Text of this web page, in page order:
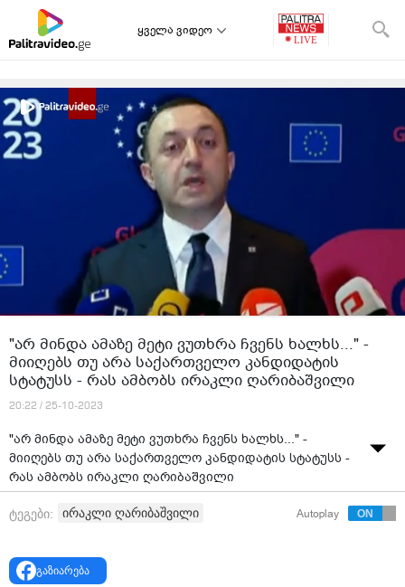
ყველა ვიდეო
"არ მინდა ამაზე მეტი ვუთხრა ჩვენს ხალხს..." -
მიიღებს თუ არა საქართველო კანდიდატის
სტატუსს - რას ამბობს ირაკლი ღარიბაშვილი
20:22 / 25-10-2023
"არ მინდა ამაზე მეტი ვუთხრა ჩვენს ხალხს..." -
მიიღებს თუ არა საქართველო კანდიდატის სტატუსს -
რას ამბობს ირაკლი ღარიბაშვილი
ტეგები: ირაკლი ღარიბაშვილი Autoplay
გაზიარება